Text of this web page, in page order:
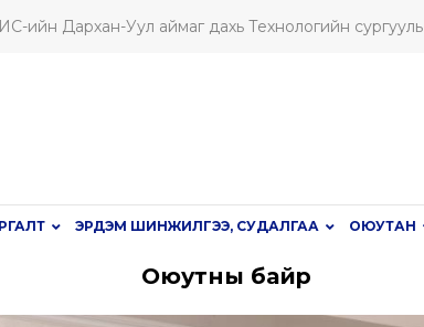
ийн Дархан-Уул аймаг дахь Технологийн сургууль
ЭРДЭМ ШИНЖИЛГЭЭ, СУДАЛГАА ОЮУТАН
Оюутны байр